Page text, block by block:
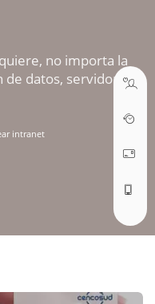
no importa la
datos, servidores,
intranetABRIR TICKET